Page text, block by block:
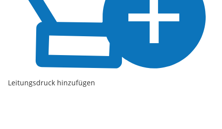
Leitungsdruck hinzufügen